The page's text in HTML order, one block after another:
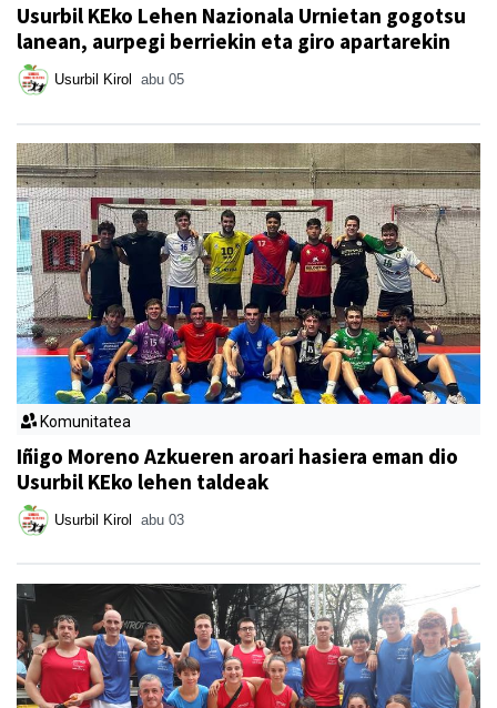
Usurbil KEko Lehen Nazionala Urnietan gogotsu
lanean, aurpegi berriekin eta giro apartarekin
Usurbil Kirol abu 05
Komunitatea
Iñigo Moreno Azkueren aroari hasiera eman dio
Usurbil KEko lehen taldeak
Usurbil Kirol abu 03